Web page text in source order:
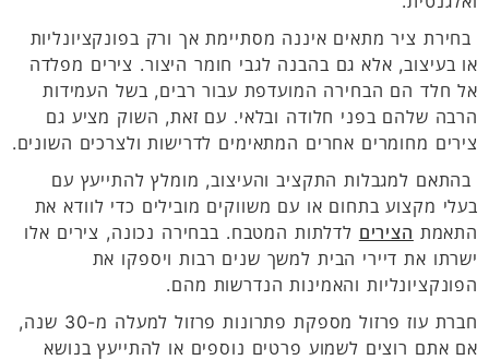
בחירת ציר מתאים איננה מסתיימת אך ורק בפונקציונליות
או בעיצוב, אלא גם בהבנה לגבי חומר היצור. צירים מפלדה
אל חלד הם הבחירה המועדפת עבור רבים, בשל העמידות
הרבה שלהם בפני חלודה ובלאי. עם זאת, השוק מציע גם
צירים מחומרים אחרים המתאימים לדרישות ולצרכים השונים.
בהתאם למגבלות התקציב והעיצוב, מומלץ להתייעץ עם
בעלי מקצוע בתחום או עם משווקים מובילים כדי לוודא את
התאמת הצירים לדלתות המטבח. בבחירה נכונה, צירים אלו
ישרתו את דיירי הבית למשך שנים רבות ויספקו את
הפונקציונליות והאמינות הנדרשות מהם.
חברת עוז פרזול מספקת פתרונות פרזול למעלה מ-30 שנה,
אם אתם רוצים לשמוע פרטים נוספים או להתייעץ בנושא